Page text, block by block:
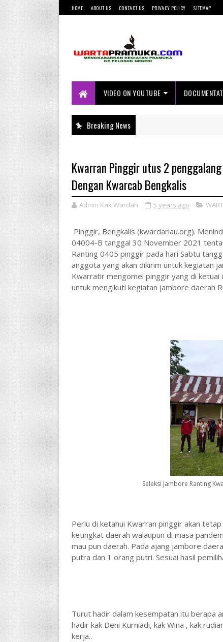
HOME ABOUT US CONTACT US PRIVACY POLICY SITEMAP
Pelosok Negeri
VIDEO ON YOUTUBE
Breaking News
Kwarran Pinggir utus 2
Dengan Kwarcab Bengkalis
Admin Kak Wardah 5 years ago
Pinggir, Bengkalis (kwardariau.org).
04004-B tanggal 30 November 2021
Ranting 0405 pinggir pada hari Sabtu
anggota yang akan dikirim untuk kegiatan
Kwarratir mengomel pinggir yang di ketuai
untuk mengikuti kegiatan jambore daerah
Seleksi Jambore Ranting
Perlu di ketahui Kwarran pinggir akan
ketingkat daerah walaupun di masa
mau pun daerah. Pada ajang jambore
putra dan 1 orang putri. Sesuai hasil
Turut hadir dalam kesempatan itu berapa
hadir kak Deni Kurniadi, kak Wina , kak
kerja..